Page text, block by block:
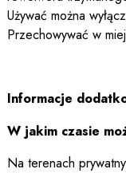
Używać można
Przechowywać w
Informacje
W jakim czasie
Na terenach